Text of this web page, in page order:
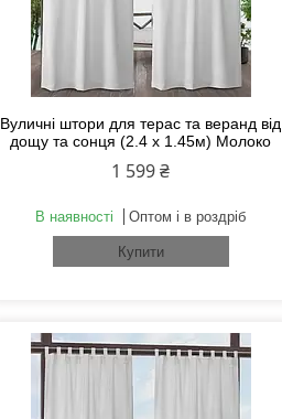
Вуличні штори для терас та веранд від
дощу та сонця (2.4 х 1.45м) Молоко
1 599 ₴
В наявності Оптом і в роздріб
Купити